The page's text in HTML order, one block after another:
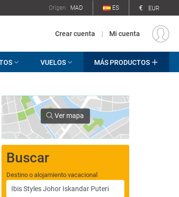
Origen MAD ES € EUR
Crear cuenta | Mi cuenta
VUELOS MÁS PRODUCTOS
Ver mapa
Buscar
Destino o alojamiento vacacional